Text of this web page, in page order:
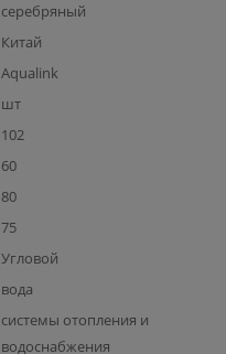
серебряный
Китай
Aqualink
шт
102
60
80
75
Угловой
вода
системы отопления и
водоснабжения